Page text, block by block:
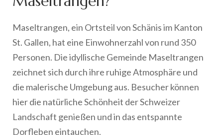
Maseltrangen, ein Ortsteil von Schänis im Kanton
St. Gallen, hat eine Einwohnerzahl von rund 350
Personen. Die idyllische Gemeinde Maseltrangen
zeichnet sich durch ihre ruhige Atmosphäre und
die malerische Umgebung aus. Besucher können
hier die natürliche Schönheit der Schweizer
Landschaft genießen und in das entspannte
Dorfleben eintauchen.